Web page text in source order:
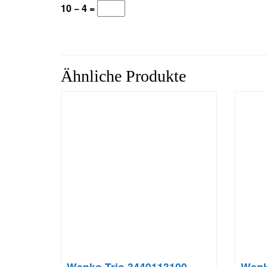
10 − 4 =
Ähnliche Produkte